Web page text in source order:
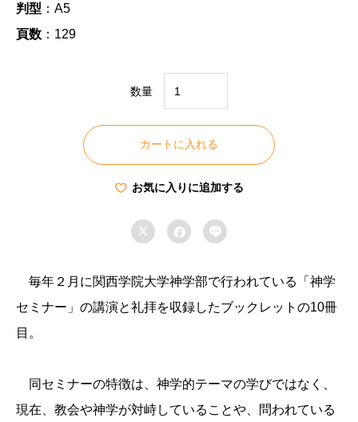
判型 ：A5
頁数 ：129
数量
域
福
祉
と
会
カートに入れる
お気に入りに追加する
  
毎年２月に関西学院大学神学部で行われている「神学
セミナー」の講演と礼拝を収録したブックレットの10冊
目。
同セミナーの特徴は、神学的テーマの学びではなく、
現在、教会や神学が対峙していることや、問われている